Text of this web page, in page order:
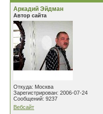
Аркадий Эйдман
Автор сайта
Откуда: Москва
Зарегистрирован: 2006-07-24
Сообщений: 9237
Вебсайт